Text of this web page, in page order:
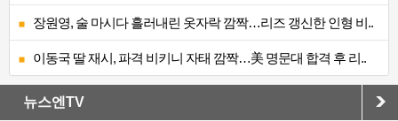
장원영, 술 마시다 흘러내린 옷자락 깜짝…리즈 갱신한 인형 비..
이동국 딸 재시, 파격 비키니 자태 깜짝…美 명문대 합격 후 리..
뉴스엔TV